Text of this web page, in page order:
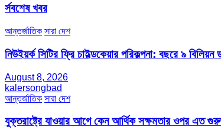
র্সবশেষ খবর
আন্তর্জাতিক সারা দেশ
নিউইয়র্ক সিটির ফ্রি চাইল্ডকেয়ার পরিকল্পনা: বছরে ৯
August 8, 2026
kalersongbad
আন্তর্জাতিক সারা দেশ
যুক্তরাষ্ট্রে যাওয়ার আগে কেন আর্থিক সক্ষমতার ওপর এত